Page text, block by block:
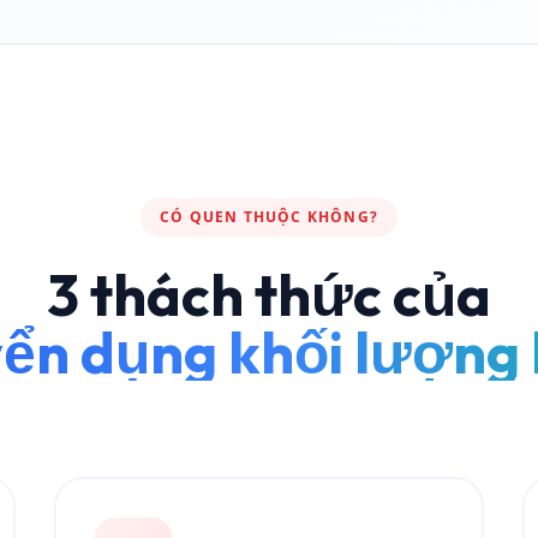
CÓ QUEN THUỘC KHÔNG?
3 thách thức của
dụng khối lượng